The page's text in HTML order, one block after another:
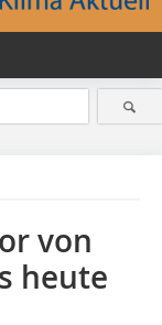
von
heute